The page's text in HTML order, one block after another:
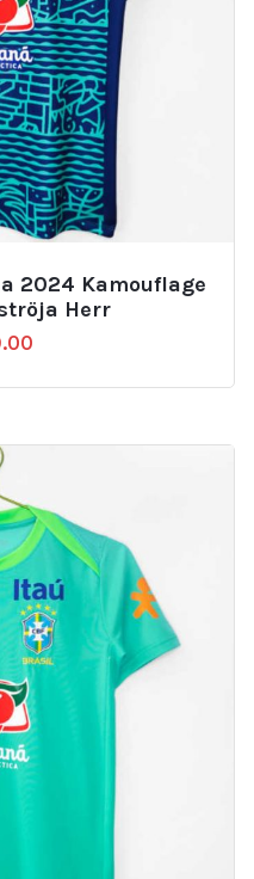
2024 Kamouflage
Herr